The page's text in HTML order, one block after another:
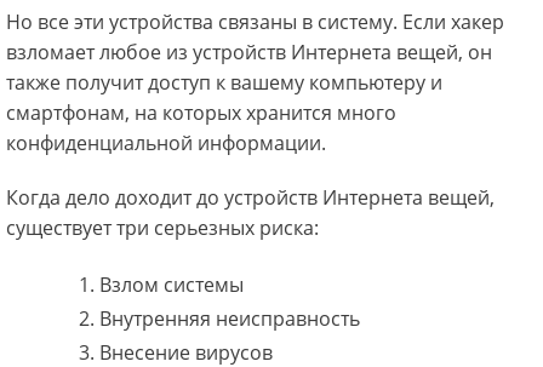
Но все эти устройства связаны в систему. Если хакер
взломает любое из устройств Интернета вещей, он
также получит доступ к вашему компьютеру и
смартфонам, на которых хранится много
конфиденциальной информации.
Когда дело доходит до устройств Интернета вещей,
существует три серьезных риска:
Взлом системы
Внутренняя неисправность
Внесение вирусов